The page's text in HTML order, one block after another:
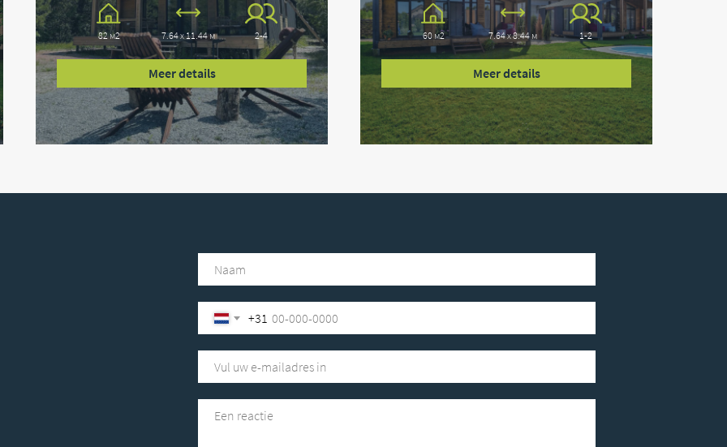
3.75 м2
4.25м2
14 м2
een gesprek aan
muren) en ramen met
60 м2 7.64 x 8.44 м 1-2
Meer details
82 м2 7.64 x 11.44 м 2-4
Meer details
+31